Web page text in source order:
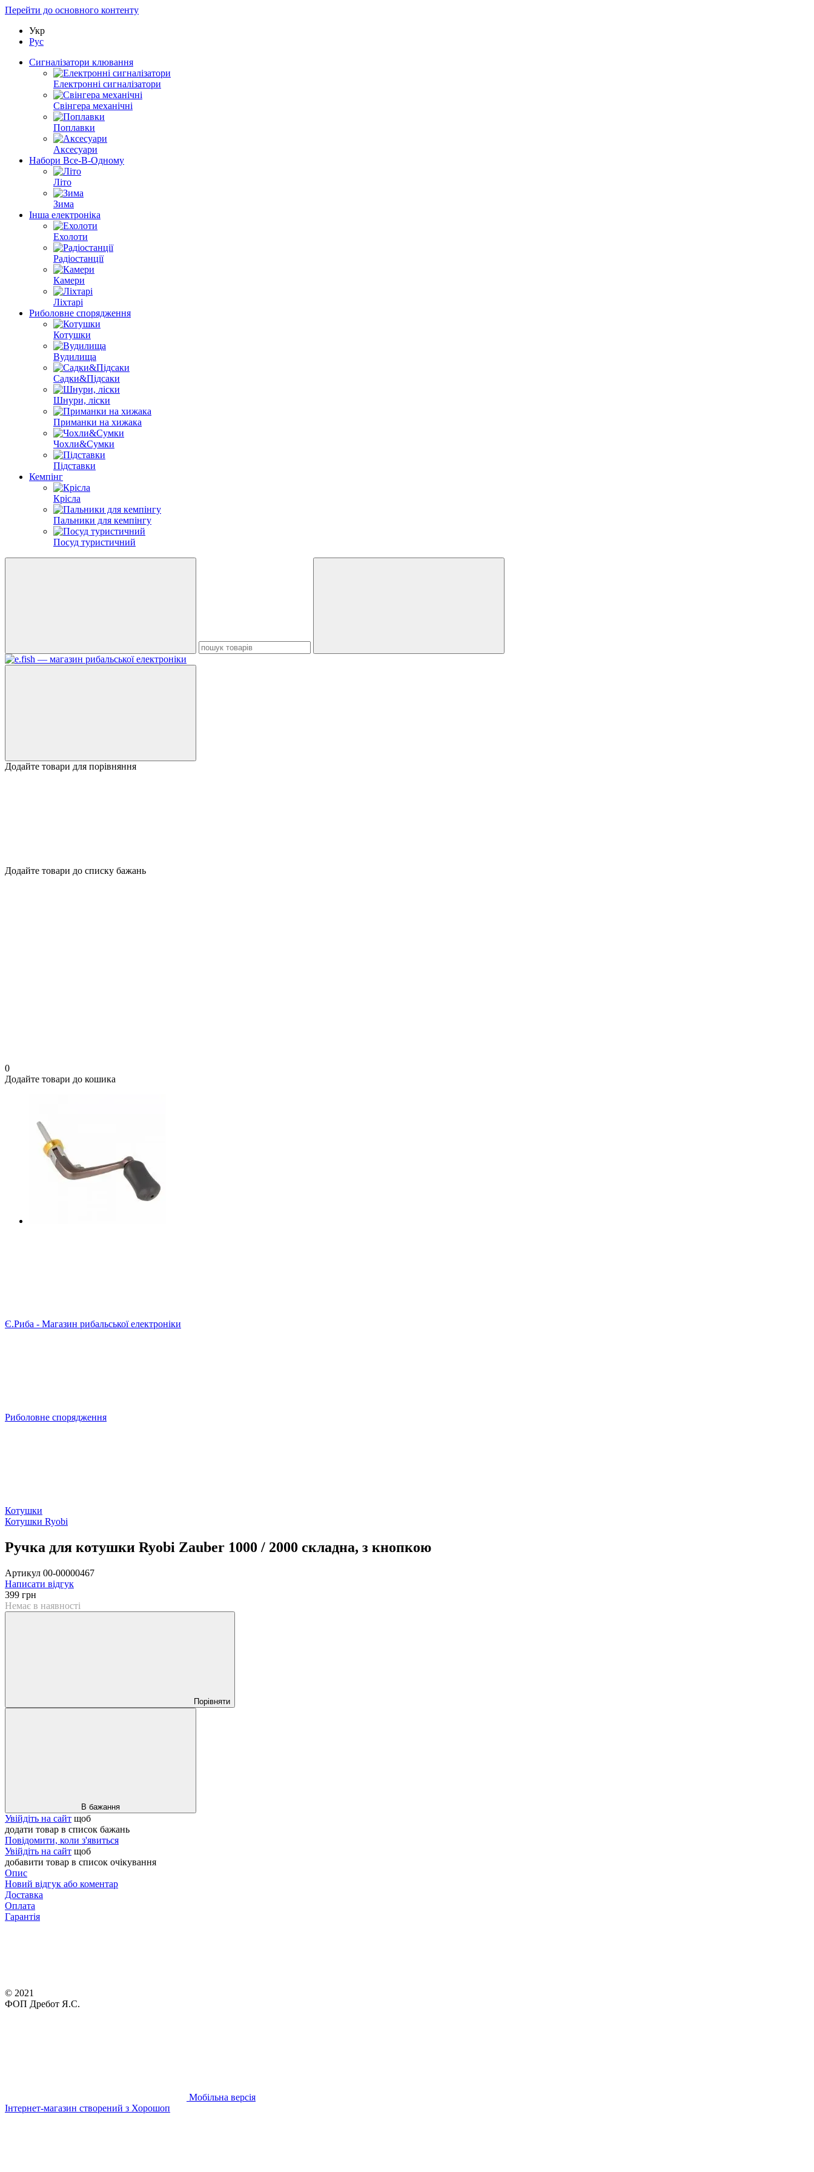
Перейти до основного контенту
Укр
Рус
Сигналізатори клювання
Електронні сигналізатори
Свінгера механічні
Поплавки
Аксесуари
Набори Все-В-Одному
Літо
Зима
Інша електроніка
Ехолоти
Радіостанції
Камери
Ліхтарі
Риболовне спорядження
Котушки
Вудилища
Садки&Підсаки
Шнури, ліски
Приманки на хижака
Чохли&Сумки
Підставки
Кемпінг
Крісла
Пальники для кемпінгу
Посуд туристичний
Додайте товари для порівняння
Додайте товари до списку бажань
0
Додайте товари до кошика
Є.Риба - Магазин рибальської електроніки
Риболовне спорядження
Котушки
Котушки Ryobi
Ручка для котушки Ryobi Zauber 1000 / 2000 складна, з кнопкою
Артикул 00-00000467
Написати відгук
399 грн
Немає в наявності
Порівняти
В бажання
Увійдіть на сайт щоб
додати товар в список бажань
Повідомити, коли з'явиться
Увійдіть на сайт щоб
добавити товар в список очікування
Опис
Новий відгук або коментар
Доставка
Оплата
Гарантія
© 2021
ФОП Дребот Я.С.
Мобільна версія
Інтернет-магазин створений з Хорошоп